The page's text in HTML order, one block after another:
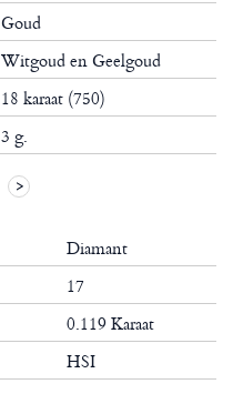
Goud
Witgoud en Geelgoud
18 karaat (750)
3 g.
Diamant
17
0.119 Karaat
HSI